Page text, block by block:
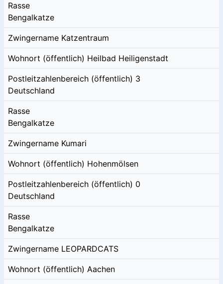
Rasse
Bengalkatze
Zwingername Katzentraum
Wohnort (öffentlich) Heilbad Heiligenstadt
Postleitzahlenbereich (öffentlich) 3
Deutschland
Rasse
Bengalkatze
Zwingername Kumari
Wohnort (öffentlich) Hohenmölsen
Postleitzahlenbereich (öffentlich) 0
Deutschland
Rasse
Bengalkatze
Zwingername LEOPARDCATS
Wohnort (öffentlich) Aachen